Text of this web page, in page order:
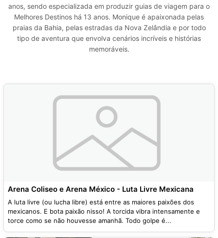
anos, sendo especializada em produzir guias de viagem para o
Melhores Destinos há 13 anos. Monique é apaixonada pelas
praias da Bahia, pelas estradas da Nova Zelândia e por todo
tipo de aventura que envolva cenários incríveis e histórias
memoráveis.
Arena Coliseo e Arena México - Luta Livre Mexicana
A luta livre (ou lucha libre) está entre as maiores paixões dos
mexicanos. E bota paixão nisso! A torcida vibra intensamente e
torce como se não houvesse amanhã. Todo golpe é...